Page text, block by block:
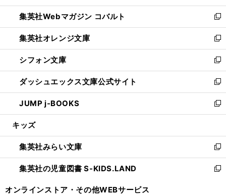
開
く
ウ
で
開
く
ン
ド
ウ
で
開
く
ウ
ィ
ン
ド
ウ
で
開
く
集英社Webマガジン コバルト
新
し
い
ウ
ィ
ン
ド
ウ
で
開
集英社オレンジ文庫
新
し
い
ウ
ィ
ン
ド
ウ
開
く
シフォン文庫
新
し
い
ウ
ィ
ン
ウ
で
開
く
ダッシュエックス文庫公式サイト
新
し
い
ウ
ン
ド
ウ
で
JUMP j-BOOKS
新
し
ウ
ィ
ン
ド
キッズ
集英社みらい文庫
新
し
い
集英社の児童図書 S-KIDS.LAND
新
オンラインストア・ その他WEBサービス